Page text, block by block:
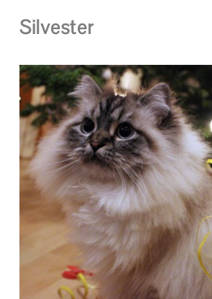
Silvester